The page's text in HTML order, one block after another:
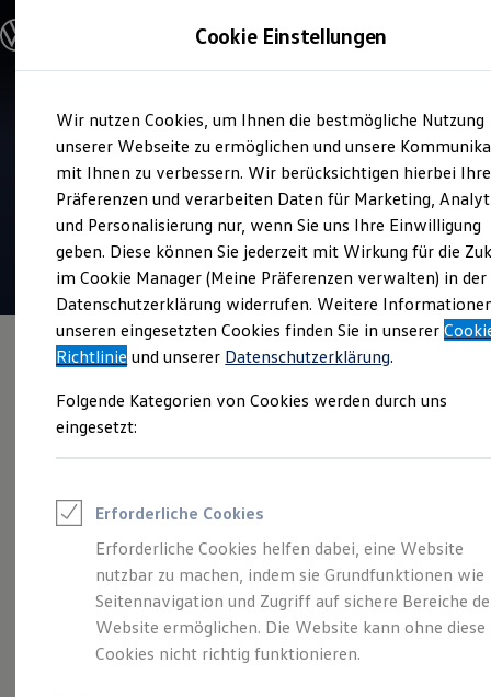
Hauptinhalt
springen
Footer
springen
Modelle und Konfigurator
Modelle vergleichen
Elektroautos
ENERGY Sondermodelle
Nutzfahrzeuge
SUV und CUV
Familienautos
Kombis
Kompaktwagen
Sportwagen
Schnell verfügbare Fahrzeuge
Angebote und Produkte
Aktuelle Angebote
E-Auto-Förderung
Volkswagen Marktplatz
Junge Gebrauchtwagen und Gebrauchtwagen
Volkswagen Zertifizierte Gebrauchtwagen
Zubehör- und Serviceangebote
Leasing
Leasing-Angebote
Gebrauchtwagen Leasing
Junge Gebrauchtwagen-Leasing
Elektroauto Leasing
Kleinwagen-Leasing
Leasing ohne Anzahlung
Finanzierung
Verkauf und Service
Autohaus Eskildsen Itzehoe
4.7| 171 Bewertungen
Angebot gültig bis 30.09.2026
So geht neu. Der neue ID.3 Neo.
Ab 282,03 €mtl. leasen | 3.000,06 € Sonderzahlung
| 48 Monate Laufzeit | Jährliche Fahrleistung:
10.000 km
|
Cookie Einstellungen
Wir nutzen Cookies, um Ihnen die bestmögliche Nutzung
unserer Webseite zu ermöglichen und unsere
mit Ihnen zu verbessern. Wir berücksichtigen hierbei Ihre
Präferenzen und verarbeiten Daten für Marketing,
und Personalisierung nur, wenn Sie uns Ihre Einwilligung
geben. Diese können Sie jederzeit mit Wirkung für die
im Cookie Manager (Meine Präferenzen verwalten) in der
Datenschutzerklärung widerrufen. Weitere
unseren eingesetzten Cookies finden Sie in unserer
Richtlinie und unserer Datenschutzerklärung.
Folgende Kategorien von Cookies werden durch uns
eingesetzt:
Erforderliche Cookies
Erforderliche Cookies helfen dabei, eine Website
nutzbar zu machen, indem sie Grundfunktionen wie
Seitennavigation und Zugriff auf sichere Bereiche
Website ermöglichen. Die Website kann ohne diese
Cookies nicht richtig funktionieren.